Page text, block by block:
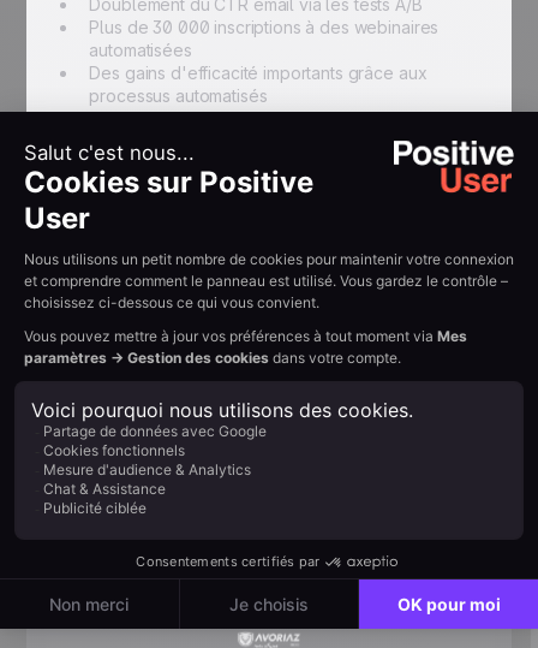
Résumer avec l'IA :
Example H2
Doublement du CTR email via les tests A/B
Plus de 30 000 inscriptions à des webinaires
automatisées
Des gains d'efficacité importants grâce aux
processus automatisés
Amélioration continue des performances des
campagnes grâce à une optimisation data-driven
{{QUOTE-TESTI-2}}
Read othercustomer
stories